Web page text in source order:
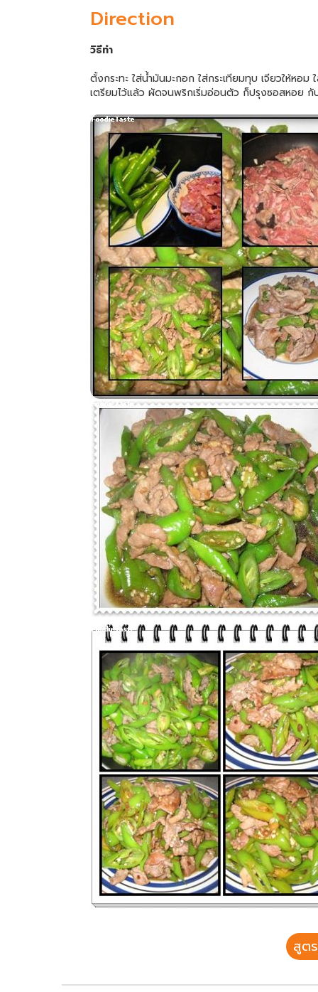
Direction
วิธีทำ
ตั้งกระทะ ใส่น้ำมันมะกอก ใส่กระเทียมทุบ เจียวให้ห
เตรียมไว้แล้ว ผัดจนพริกเริ่มอ่อนตัว ก็ปรุงซอสหอย กั
สูต